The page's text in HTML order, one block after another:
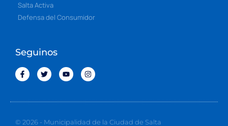
Salta Activa
Defensa del Consumidor
Seguinos
© 2026 - Municipalidad de la Ciudad de Salta